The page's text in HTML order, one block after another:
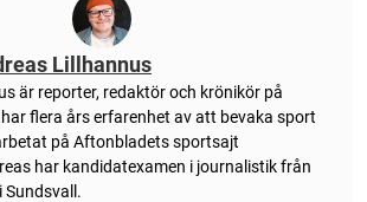
Lillhannus
är reporter, redaktör och krönikör på
flera års erfarenhet av att bevaka sport
på Aftonbladets sportsajt
har kandidatexamen i journalistik från